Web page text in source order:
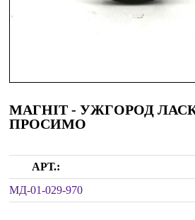
МАГНІТ - УЖГОРОД
ПРОСИМО
АРТ.:
МД-01-029-970